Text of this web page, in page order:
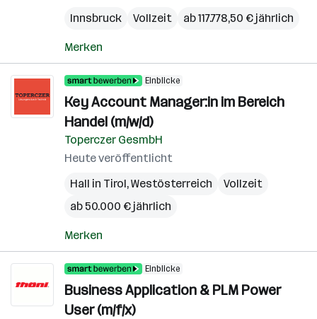
Innsbruck
Vollzeit ab 117.778,50 € jährlich
Merken
Einblicke
Key Account Manager:in im Bereich
Handel (m/w/d)
Toperczer GesmbH
Heute veröffentlicht
Hall in Tirol,Westösterreich
Vollzeit
ab 50.000 € jährlich
Merken
Einblicke
Business Application & PLM Power
User (m/f/x)